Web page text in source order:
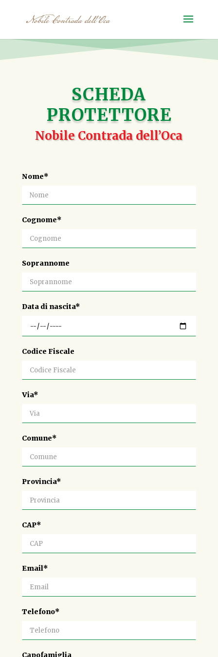
SCHEDA
PROTETTORE
Nobile Contrada dell’Oca
Nome*
Cognome*
Soprannome
Data di nascita*
Codice Fiscale
Via*
Comune*
Provincia*
CAP*
Email*
Telefono*
Capofamiglia